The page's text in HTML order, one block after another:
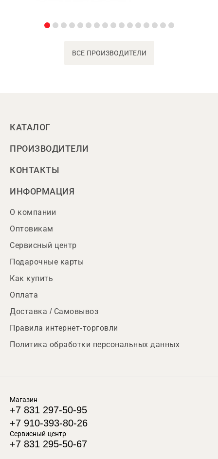
ВСЕ ПРОИЗВОДИТЕЛИ
КАТАЛОГ
ПРОИЗВОДИТЕЛИ
КОНТАКТЫ
ИНФОРМАЦИЯ
О компании
Оптовикам
Сервисный центр
Подарочные карты
Как купить
Оплата
Доставка / Самовывоз
Правила интернет-торговли
Политика обработки персональных данных
Магазин
+7 831 297-50-95
+7 910-393-80-26
Сервисный центр
+7 831 295-50-67